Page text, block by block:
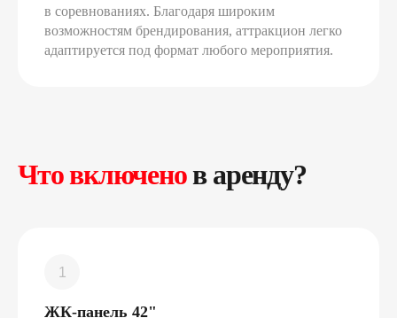
в соревнованиях. Благодаря широким
возможностям брендирования, аттракцион легко
адаптируется под формат любого мероприятия.
Что включенов аренду?
ЖК-панель 42"